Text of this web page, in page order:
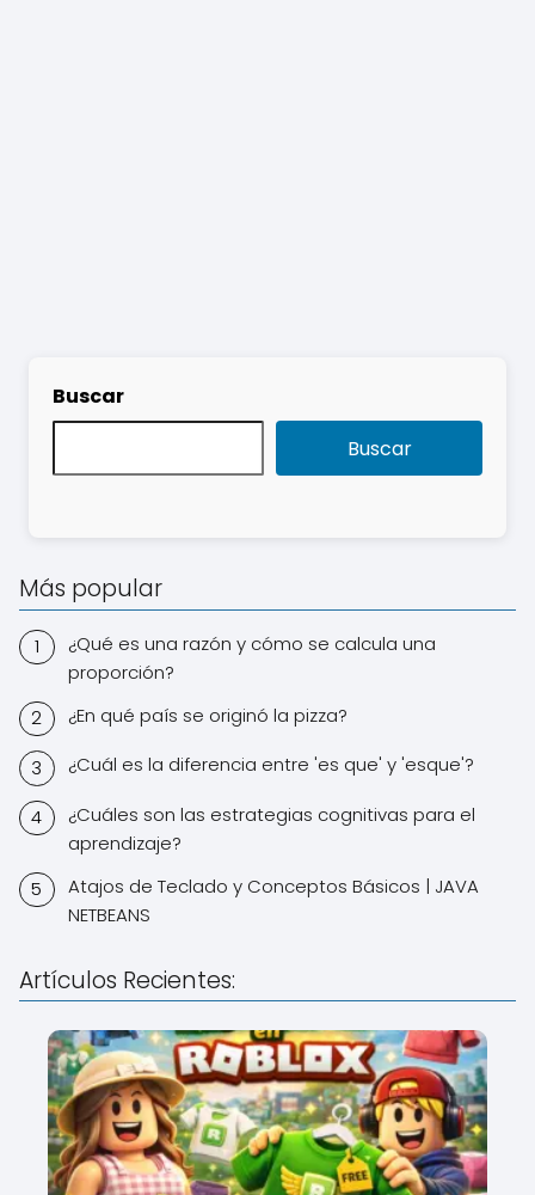
Buscar
Buscar
Más popular
¿Qué es una razón y cómo se calcula una
proporción?
¿En qué país se originó la pizza?
¿Cuál es la diferencia entre 'es que' y 'esque'?
¿Cuáles son las estrategias cognitivas para el
aprendizaje?
Atajos de Teclado y Conceptos Básicos | JAVA
NETBEANS
Artículos Recientes: